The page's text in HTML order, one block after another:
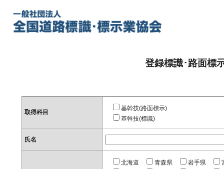
登録標識･路面標
取得科目
基幹技(路面標示)
基幹技(標識)
氏名
北海道 青森県 岩手県